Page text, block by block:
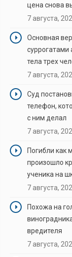
цена снова
7 августа,
Основная
суррогатами
тела трех
7 августа,
Суд
телефон,
с ним делал
7 августа,
Погибли как
произошло
ученика на
7 августа,
Похожа на
вредителя
7 августа,